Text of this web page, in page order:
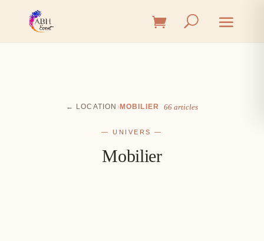
← LOCATION ›MOBILIER 66 articles
— UNIVERS —
Mobilier